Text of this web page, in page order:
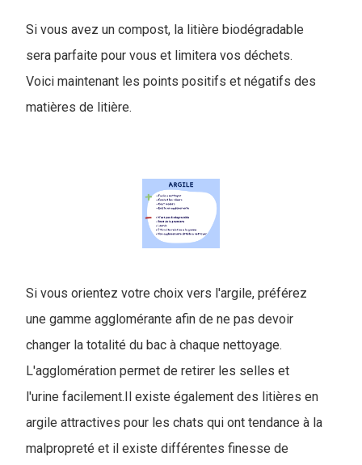
Si vous avez un compost, la litière biodégradable
sera parfaite pour vous et limitera vos déchets.
Voici maintenant les points positifs et négatifs des
matières de litière.
Si vous orientez votre choix vers l'argile, préférez
une gamme agglomérante afin de ne pas devoir
changer la totalité du bac à chaque nettoyage.
L'agglomération permet de retirer les selles et
l'urine facilement.Il existe également des litières en
argile attractives pour les chats qui ont tendance à la
malpropreté et il existe différentes finesse de